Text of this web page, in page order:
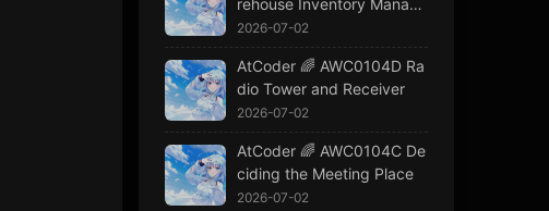
rehouse Inventory Manage
ment
2026-07-02
AtCoder 🌈 AWC0104D Ra
dio Tower and Receiver
2026-07-02
AtCoder 🌈 AWC0104C De
ciding the Meeting Place
2026-07-02